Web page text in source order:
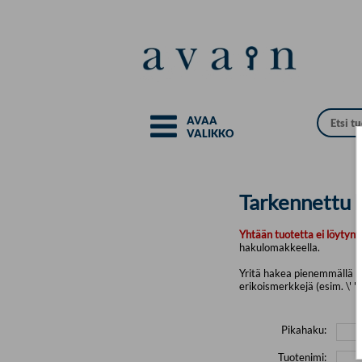
AVAA
VALIKKO
Tarkennettu
Yhtään tuotetta ei löytynyt.
hakulomakkeella.
Yritä hakea pienemmällä
erikoismerkkejä (esim. \' "
Pikahaku:
Tuotenimi: